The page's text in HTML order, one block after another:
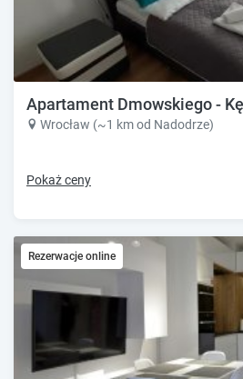
Apartament Dmowskiego -
Wrocław (~1 km od Nadodrze)
Pokaż ceny
Rezerwacje online